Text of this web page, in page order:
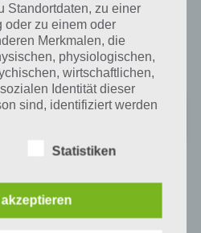
App Store für iPhone, iPad
werden. Dabei wird iOS 7 oder
Store:
Version?
Sports Hero bisher nur für iOS
Standortdaten, zu einer
oder zu einem oder
Merkmalen, die
physiologischen,
wirtschaftlichen,
Identität dieser
sind, identifiziert werden
Statistiken